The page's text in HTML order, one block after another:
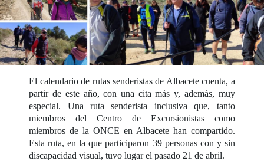
El calendario de rutas senderistas de Albacete cuenta, a
partir de este año, con una cita más y, además, muy
especial. Una ruta senderista inclusiva que, tanto
miembros del Centro de Excursionistas como
miembros de la ONCE en Albacete han compartido.
Esta ruta, en la que participaron 39 personas con y sin
discapacidad visual, tuvo lugar el pasado 21 de abril.